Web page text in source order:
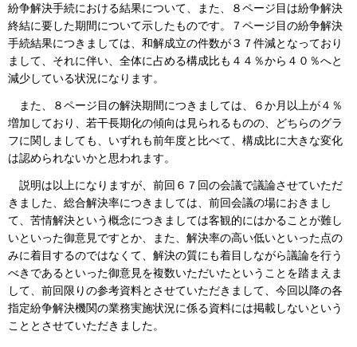
紛争解決手続における結果について、また、８ページ目は紛争解決
終結に要した期間について示したものです。７ページ目の紛争解決
手続結果につきましては、和解成立の件数が３７件減となっており
まして、それに伴い、全体に占める構成比も４４％から４０％へと
減少している状況になります。
また、８ページ目の解決期間につきましては、６か月以上が４％
増加しており、若干長期化の傾向は見られるものの、どちらのグラ
フに関しましても、いずれも前年度と比べて、構成比に大きな変化
は認められないかと思われます。
説明は以上になりますが、前回６７回の会議で議論させていただ
きました、総合解決率につきましては、前回会議の場におきまし
て、苦情解決という概念につきましては客観的にはかることが難し
いといった御意見ですとか、また、解決率の高い低いといった点の
みに着目するのではなくて、解決の質にも着目しながら議論を行う
べきであるといった御意見を複数いただいたということを踏まえま
して、前回限りの参考資料とさせていただきまして、今回以降の各
指定紛争解決機関の業務実施状況に係る資料には掲載しないという
こととさせていただきました。